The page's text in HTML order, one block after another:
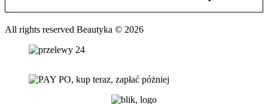
All rights reserved Beautyka © 2026